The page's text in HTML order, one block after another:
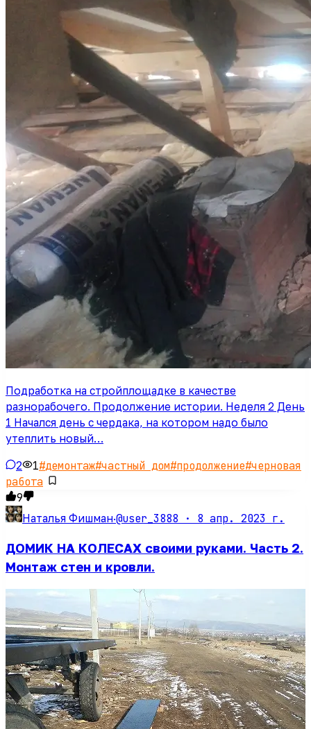
Подработка на стройплощадке в качестве
разнорабочего. Продолжение истории. Неделя 2 День
1 Начался день с чердака, на котором надо было
утеплить новый…
2 1#демонтаж#частный дом#продолжение#черновая
работа
9
Наталья Фишман·@user_3888 · 8 апр. 2023 г.
ДОМИК НА КОЛЕСАХ своими руками. Часть 2.
Монтаж стен и кровли.